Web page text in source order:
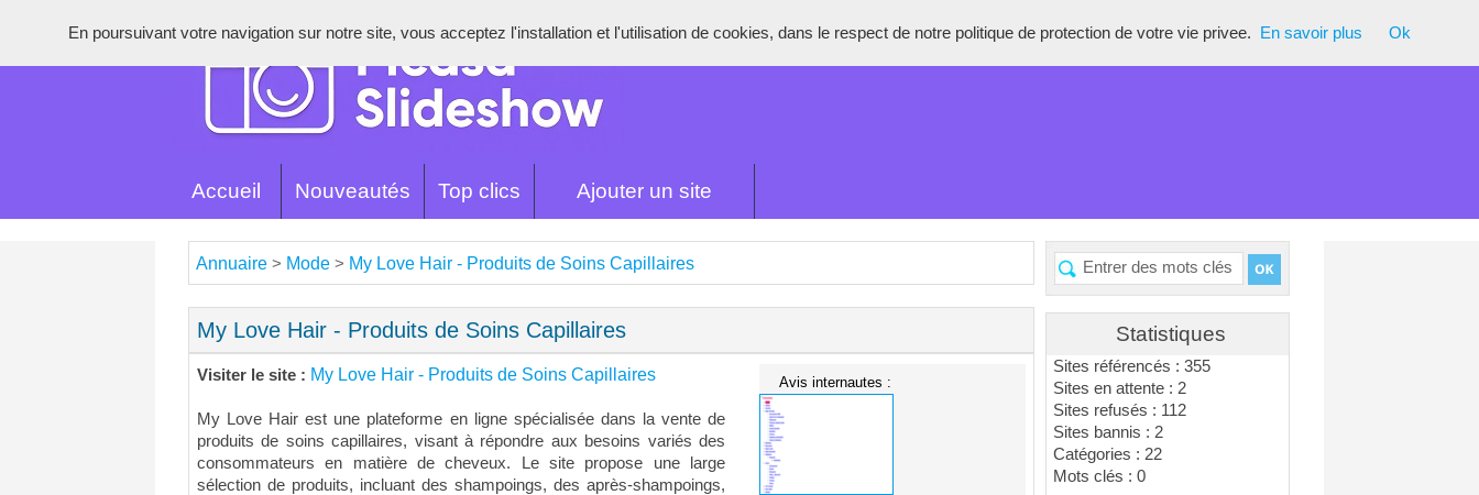
Accueil Nouveautés Top clics Ajouter un site
Statistiques
Sites référencés : 355
Sites en attente : 2
Sites refusés : 112
Sites bannis : 2
Catégories : 22
Mots clés : 0
Annuaire > Mode > My Love Hair - Produits de Soins Capillaires
My Love Hair - Produits de Soins Capillaires
Visiter le site : My Love Hair - Produits de Soins Capillaires
My Love Hair est une plateforme en ligne spécialisée dans la vente de
produits de soins capillaires, visant à répondre aux besoins variés des
consommateurs en matière de cheveux. Le site propose une large
sélection de produits, incluant des shampoings, des après-shampoings,
Avis internautes :
En poursuivant votre navigation sur notre site, vous acceptez l'installation et l'utilisation de cookies, dans le respect de notre politique de protection de votre vie privee. En savoir plus Ok